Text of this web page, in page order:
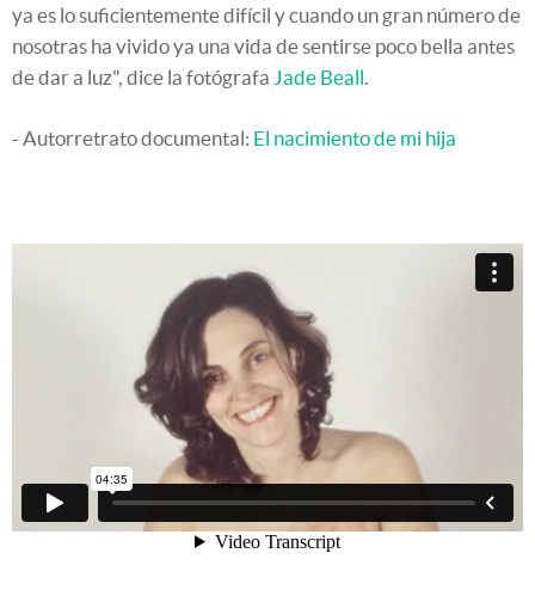
ya es lo suficientemente difícil y cuando un gran número de
nosotras ha vivido ya una vida de sentirse poco bella antes
de dar a luz", dice la fotógrafa Jade Beall
- Autorretrato documental: El nacimiento de mi hija